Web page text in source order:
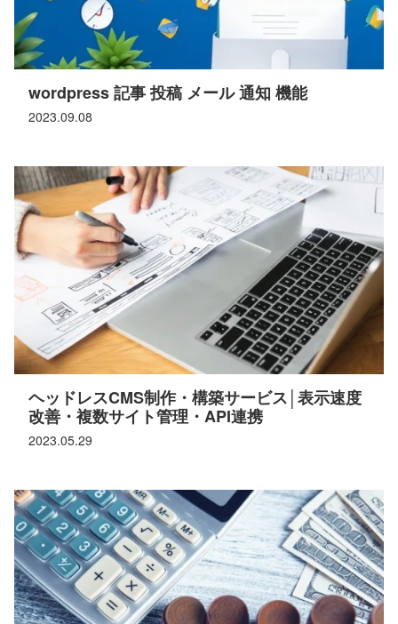
2023.09.08
wordpress 記事 投稿 メール 通知 機能
2023.05.29
ヘッドレスCMS制作・構築サービス│表示速度
改善・複数サイト管理・API連携